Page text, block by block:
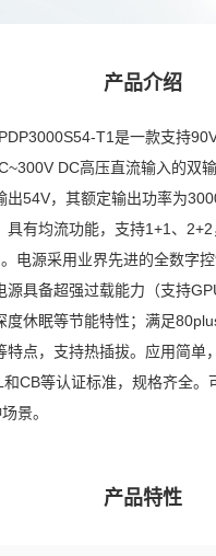
产品介绍
T1是一款支持
DC高压直流输入的双
出54V，其额定输出功率为
具有均流功能，支持1+1、
电源采用业界先进的全数字
源具备超强过载能力（支持
度休眠等节能特性；满足
特点，支持热插拔。应用简单
CB等认证标准，规格齐全。
景。
产品特性